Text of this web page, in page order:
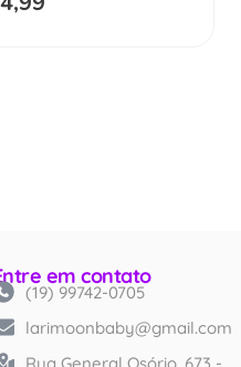
em contato
(19) 99742-0705
larimoonbaby@gmail.com